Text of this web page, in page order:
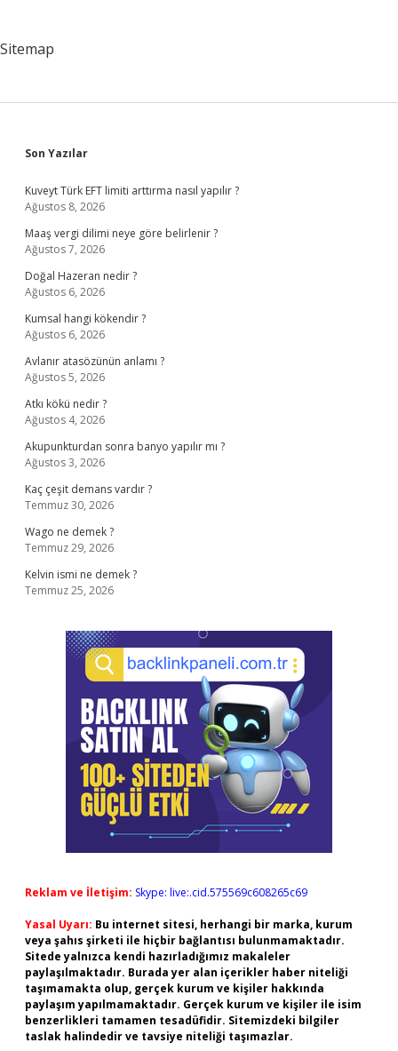
Sitemap
Sidebar
Son Yazılar
Kuveyt Türk EFT limiti arttırma nasıl yapılır ?
Ağustos 8, 2026
Maaş vergi dilimi neye göre belirlenir ?
Ağustos 7, 2026
Doğal Hazeran nedir ?
Ağustos 6, 2026
Kumsal hangi kökendir ?
Ağustos 6, 2026
Avlanır atasözünün anlamı ?
Ağustos 5, 2026
Atkı kökü nedir ?
Ağustos 4, 2026
Akupunkturdan sonra banyo yapılır mı ?
Ağustos 3, 2026
Kaç çeşit demans vardır ?
Temmuz 30, 2026
Wago ne demek ?
Temmuz 29, 2026
Kelvin ismi ne demek ?
Temmuz 25, 2026
Reklam ve İletişim: Skype: live:.cid.575569c608265c69
Yasal Uyarı: Bu internet sitesi, herhangi bir marka, kurum
veya şahıs şirketi ile hiçbir bağlantısı bulunmamaktadır.
Sitede yalnızca kendi hazırladığımız makaleler
paylaşılmaktadır. Burada yer alan içerikler haber niteliği
taşımamakta olup, gerçek kurum ve kişiler hakkında
paylaşım yapılmamaktadır. Gerçek kurum ve kişiler ile isim
benzerlikleri tamamen tesadüfidir. Sitemizdeki bilgiler
taslak halindedir ve tavsiye niteliği taşımazlar.